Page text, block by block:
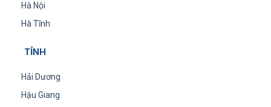
Hà Nội
Hà Tĩnh
TỈNH
Hải Dương
Hậu Giang